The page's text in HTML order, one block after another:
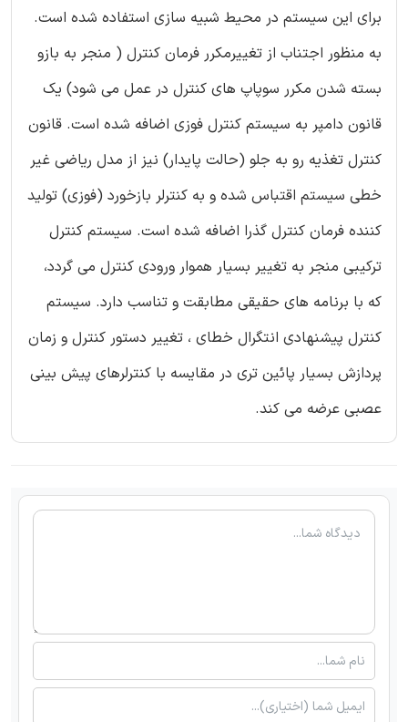
برای این سیستم در محیط شبیه سازی استفاده شده است.
به منظور اجتناب از تغییرمکرر فرمان کنترل ( منجر به بازو
بسته شدن مکرر سوپاپ های کنترل در عمل می شود) یک
قانون دامپر به سیستم کنترل فوزی اضافه شده است. قانون
کنترل تغذیه رو به جلو (حالت پایدار) نیز از مدل ریاضی غیر
خطی سیستم اقتباس شده و به کنترلر بازخورد (فوزی) تولید
کننده فرمان کنترل گذرا اضافه شده است. سیستم کنترل
ترکیبی منجر به تغییر بسیار هموار ورودی کنترل می گردد،
که با برنامه های حقیقی مطابقت و تناسب دارد. سیستم
کنترل پیشنهادی انتگرال خطای ، تغییر دستور کنترل و زمان
پردازش بسیار پائین تری در مقایسه با کنترلرهای پیش بینی
عصبی عرضه می کند.